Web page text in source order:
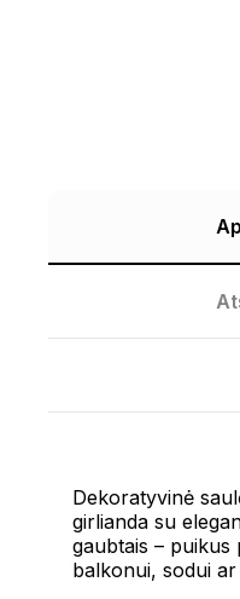
Dekoratyvinė
girlianda su
gaubtais – puikus
balkonui, sodui